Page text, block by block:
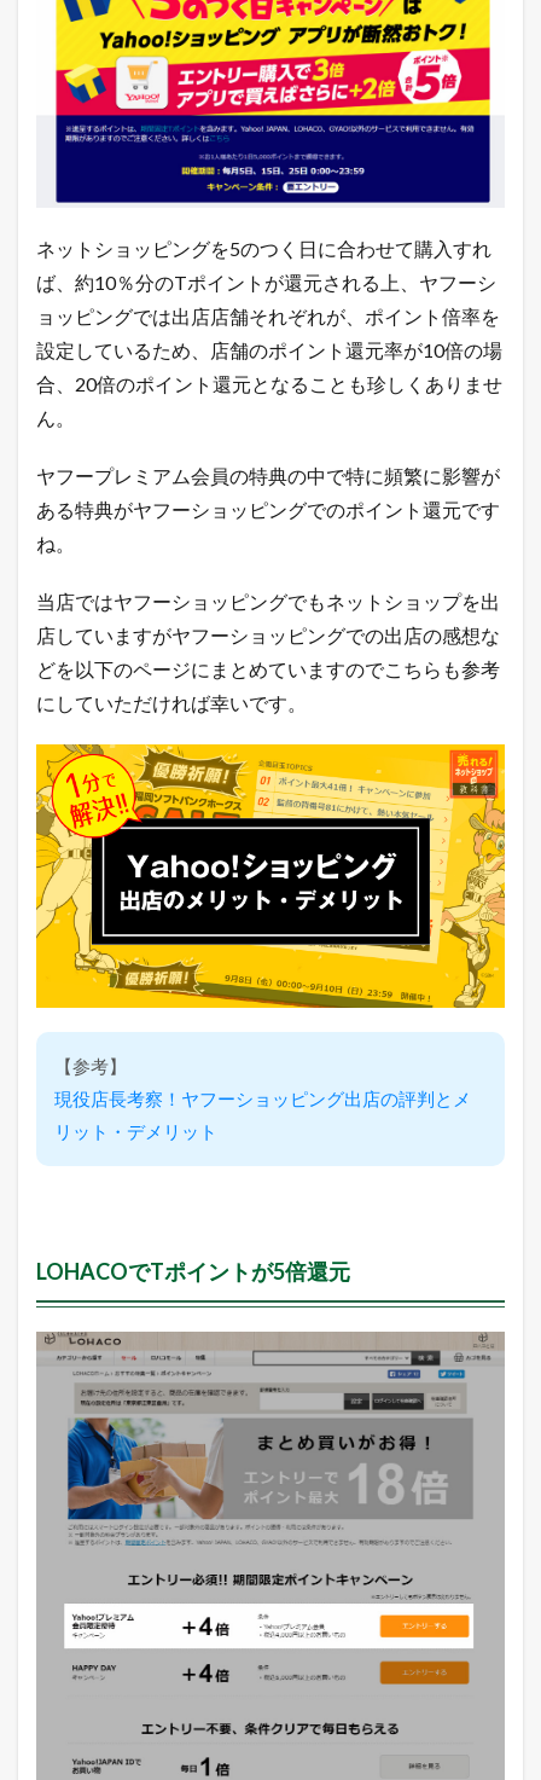
コ
ン
ツ
購
入
イ
ト
0
倍
元
3.7
定
割
引
ン
が
用
可
能
3.8
雑
誌
・
漫
画
が
読
み
放
題
4
ヤ
フ
ー
カ
ー
ド
も
に
ン
ト
ラ
ス
5
ソ
フ
ク
ス
ホ
ー
ネットショッピングを5のつく日に合わせて購入すれ
ば、約10％分のTポイントが還元される上、ヤフーシ
ョッピングでは出店店舗それぞれが、ポイント倍率を
設定しているため、店舗のポイント還元率が10倍の場
合、20倍のポイント還元となることも珍しくありませ
ん。
ヤフープレミアム会員の特典の中で特に頻繁に影響が
ある特典がヤフーショッピングでのポイント還元です
ね。
当店ではヤフーショッピングでもネットショップを出
店していますがヤフーショッピングでの出店の感想な
どを以下のページにまとめていますのでこちらも参考
にしていただければ幸いです。
【参考】
現役店長考察！ヤフーショッピング出店の評判とメ
リット・デメリット
LOHACOでTポイントが5倍還元